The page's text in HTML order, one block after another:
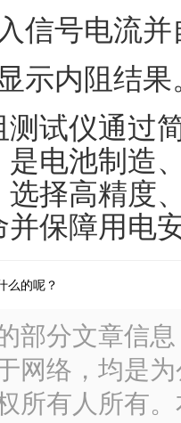
号电流并
内阻结果
仪通过简
电池制造
择高精度
保障用电
么的呢？
部分文章信
网络，均是
所有人所有